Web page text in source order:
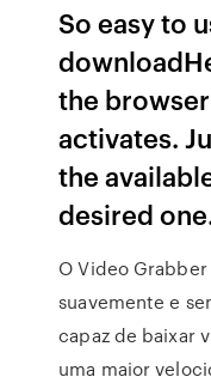
So easy to
the
activates.
the
desired
O Video
suavemente e
capaz de baixar
uma maior